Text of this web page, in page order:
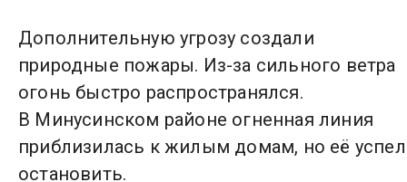
Дополнительную угрозу создали
природные пожары. Из-за сильного ветра
огонь быстро распространялся.
В Минусинском районе огненная линия
приблизилась к жилым домам, но её
остановить.